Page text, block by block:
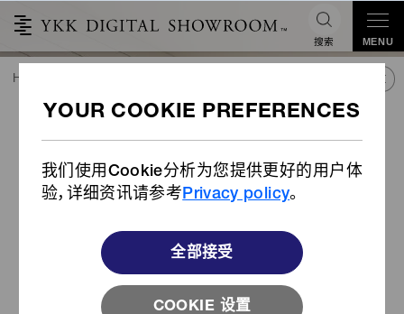
我们使用Cookie分析为您提供更好的用户体
验，详细资讯请参考Privacy policy。
COOKIE 设置
全部接受
搜索 MENU
TPU织带拉片
HOME